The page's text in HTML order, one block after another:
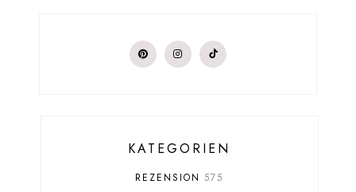
KATEGORIEN
REZENSION 575